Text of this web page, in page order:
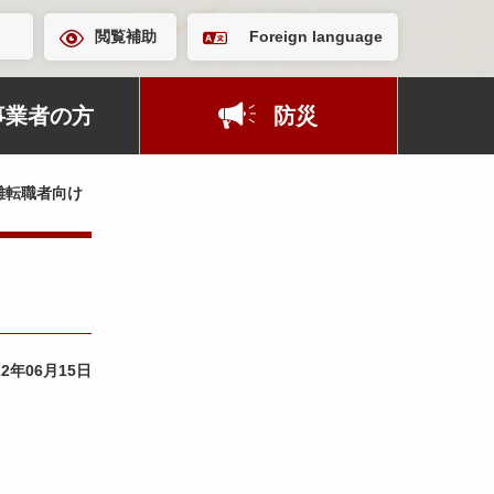
閲覧補助 Foreign language
業者の方 防災
職者向け
年06月15日